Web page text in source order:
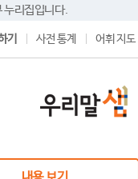
누리집입니다.
기 사전 통계 어휘 지도